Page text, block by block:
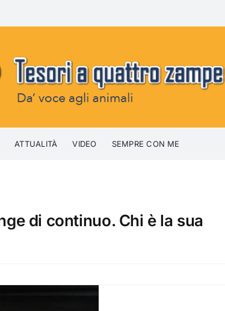
ATTUALITÀ VIDEO SEMPRE CON ME
di continuo. Chi è la sua